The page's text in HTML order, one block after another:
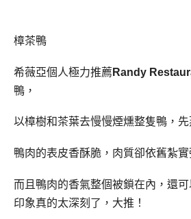
樟茶鴨
希薇亞個人極力推薦 Randy
鴨，
以樟樹和茶葉去慢慢煙燻整隻鴨，先
鴨肉的表皮香酥脆，肉質卻依舊紮實
而且鴨肉的香氣整個被鎖在內，還可
印象真的太深刻了，大推！